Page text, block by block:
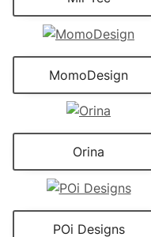
MomoDesign
Orina
POi Designs